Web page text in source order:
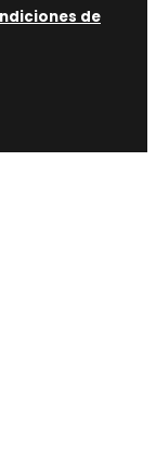
de